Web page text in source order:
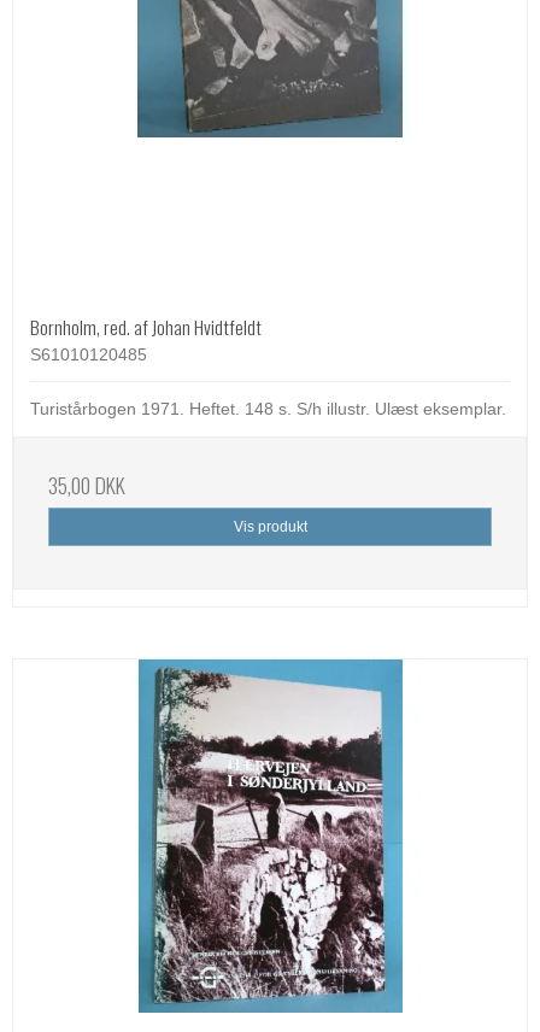
Bornholm, red. af Johan Hvidtfeldt
S61010120485
Turistårbogen 1971. Heftet. 148 s. S/h illustr. Ulæst eksemplar.
35,00 DKK
Vis produkt